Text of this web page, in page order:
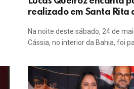
realizado em Santa Rita
Na noite deste sábado, 24 de
Cássia, no interior da Bahia, foi